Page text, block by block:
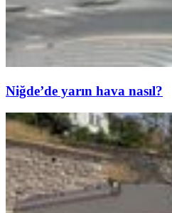
Niğde’de yarın hava nasıl?